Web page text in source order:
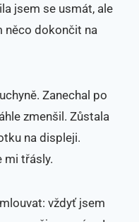
jsem se usmát, ale
něco dokončit na
Zanechal po
zmenšil. Zůstala
na displeji.
mi třásly.
vždyť jsem